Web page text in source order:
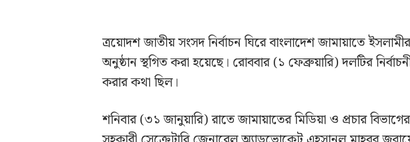
ত্রয়োদশ জাতীয় সংসদ নির্বাচন ঘিরে বাংলাদেশ জামায়াতে
অনুষ্ঠান স্থগিত করা হয়েছে। রোববার (১ ফেব্রুয়ারি) দলটির
করার কথা ছিল।
শনিবার (৩১ জানুয়ারি) রাতে জামায়াতের মিডিয়া ও প্রচার